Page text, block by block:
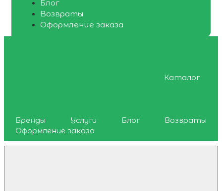
Блог
Возвраты
Оформление заказа
Каталог
Бренды Услуги Блог
Возвраты
Оформление заказа